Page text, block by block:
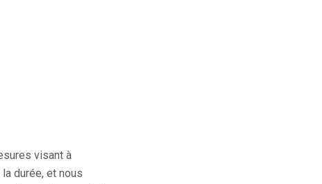
visant à
durée, et nous